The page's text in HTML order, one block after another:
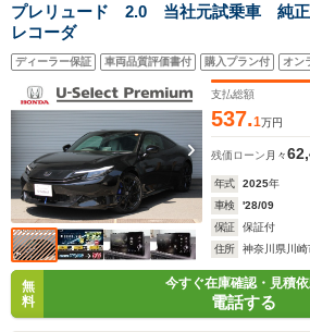
プレリュード 2.0 当社元試乗車 純
レコーダ
ディーラー保証 車両品質評価書付 購入プラン付 オン
支払総額
537.1万円
残価ローン 月々
年式 2025年
車検
'28/09
保証
保証付
住所
神奈川県川
無
料
今すぐ在庫確認・見積
電話する